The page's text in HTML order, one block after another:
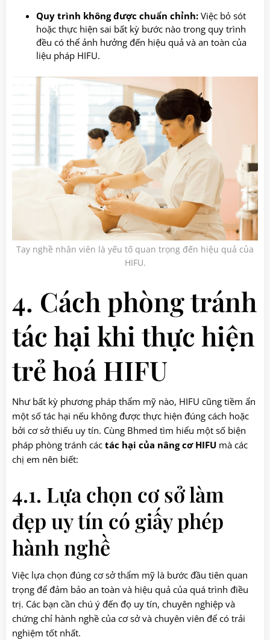
Quy trình không được chuẩn chỉnh: Việc bỏ sót
hoặc thực hiện sai bất kỳ bước nào trong quy trình
đều có thể ảnh hưởng đến hiệu quả và an toàn của
liệu pháp HIFU.
Tay nghề nhân viên là yếu tố quan trọng đến hiệu quả của
HIFU.
4. Cách phòng tránh
tác hại khi thực hiện
trẻ hoá HIFU
Như bất kỳ phương pháp thẩm mỹ nào, HIFU cũng tiềm ẩn
một số tác hại nếu không được thực hiện đúng cách hoặc
bởi cơ sở thiếu uy tín. Cùng Bhmed tìm hiểu một số biện
pháp phòng tránh các tác hại của nâng cơ HIFU mà các
chị em nên biết:
4.1. Lựa chọn cơ sở làm
đẹp uy tín có giấy phép
hành nghề
Việc lựa chọn đúng cơ sở thẩm mỹ là bước đầu tiên quan
trọng để đảm bảo an toàn và hiệu quả của quá trình điều
trị. Các bạn cần chú ý đến đọ uy tín, chuyên nghiệp và
chứng chỉ hành nghề của cơ sở và chuyên viên để có trải
nghiệm tốt nhất.